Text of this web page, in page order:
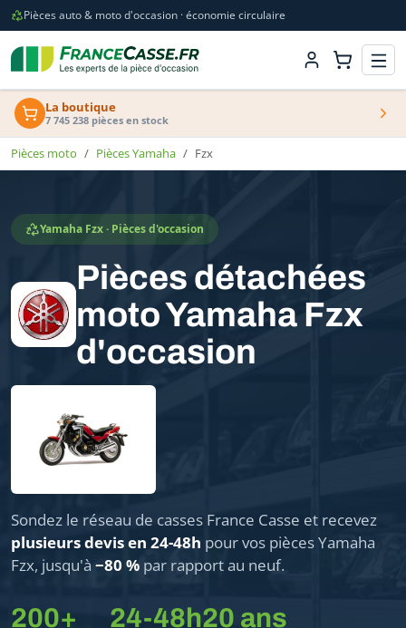
Pièces auto & moto d'occasion · économie circulaire
La boutique
7 745 238 pièces en stock
Pièces moto Pièces Yamaha Fzx
Yamaha Fzx · Pièces d'occasion
Pièces détachées
moto Yamaha Fzx
d'occasion
Sondez le réseau de casses France Casse et recevez
plusieurs devis en 24-48h pour vos pièces Yamaha
Fzx, jusqu'à −80 % par rapport au neuf.
200+ 24-48h20 ans